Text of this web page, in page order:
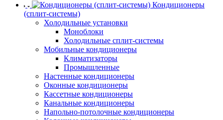
Кондиционеры
(сплит-системы)
Холодильные установки
Моноблоки
Холодильные сплит-системы
Мобильные кондиционеры
Климатизаторы
Промышленные
Настенные кондиционеры
Оконные кондиционеры
Кассетные кондиционеры
Канальные кондиционеры
Напольно-потолочные кондиционеры